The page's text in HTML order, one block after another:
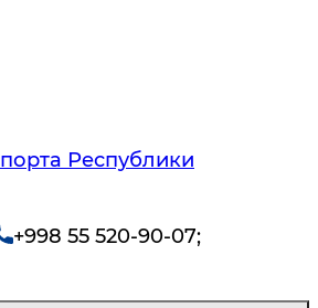
Республики
+998 55 520-90-07;